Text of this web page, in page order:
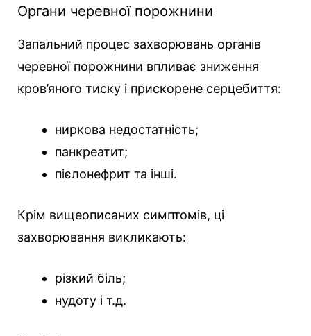
Органи черевної порожнини
Запальний процес захворювань органів
черевної порожнини впливає зниження
кров’яного тиску і прискорене серцебиття:
ниркова недостатність;
панкреатит;
пієлонефрит та інші.
Крім вищеописаних симптомів, ці
захворювання викликають:
різкий біль;
нудоту і т.д.